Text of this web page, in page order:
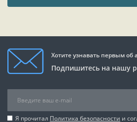
Хотите узнавать первым об
Подпишитесь на нашу
Я прочитал Политика безопасности и